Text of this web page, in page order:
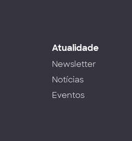
Atualidade
Newsletter
Notícias
Eventos